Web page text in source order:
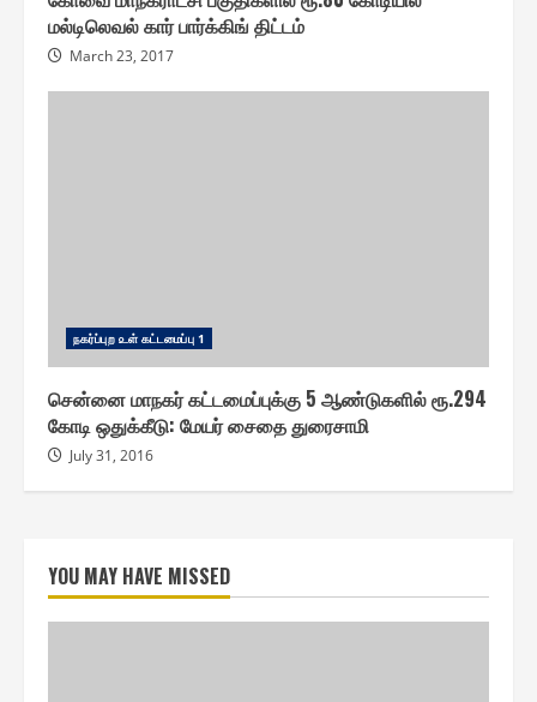
மல்டிலெவல் கார் பார்க்கிங் திட்டம்
March 23, 2017
ந௧ர்ப்புற ௨ள் ௧ட்டமைப்பு 1
சென்னை மாநகர் கட்டமைப்புக்கு 5 ஆண்டுகளில் ரூ.294
கோடி ஒதுக்கீடு: மேயர் சைதை துரைசாமி
July 31, 2016
YOU MAY HAVE MISSED